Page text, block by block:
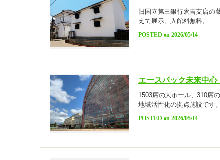
旧国立第三銀行倉吉支店の
えて展示。入館料無料。
POSTED on 2026/05/14
エースパック未来中
1503席の大ホール、310席
地域活性化の拠点施設です
POSTED on 2026/05/14